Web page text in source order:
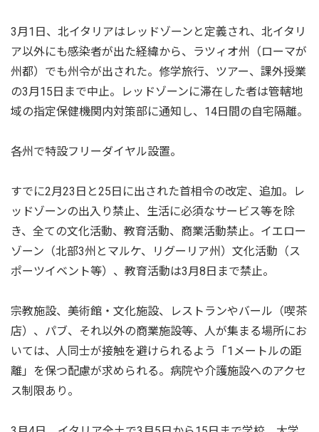
3月1日、北イタリアはレッドゾーンと定義され、北イタリ
ア以外にも感染者が出た経緯から、ラツィオ州（ローマが
州都）でも州令が出された。修学旅行、ツアー、課外授業
の3月15日まで中止。レッドゾーンに滞在した者は管轄地
域の指定保健機関内対策部に通知し、14日間の自宅隔離。
各州で特設フリーダイヤル設置。
すでに2月23日と25日に出された首相令の改定、追加。レ
ッドゾーンの出入り禁止、生活に必須なサービス等を除
き、全ての文化活動、教育活動、商業活動禁止。イエロー
ゾーン（北部3州とマルケ、リグーリア州）文化活動（ス
ポーツイベント等）、教育活動は3月8日まで禁止。
宗教施設、美術館・文化施設、レストランやバール（喫茶
店）、パブ、それ以外の商業施設等、人が集まる場所にお
いては、人同士が接触を避けられるよう「1メートルの距
離」を保つ配慮が求められる。病院や介護施設へのアクセ
ス制限あり。